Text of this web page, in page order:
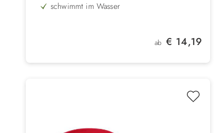
schwimmt im Wasser
Regulärer Preis:
ab € 14,19